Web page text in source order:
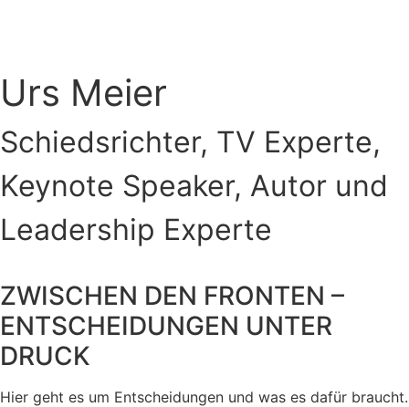
Urs Meier
Schiedsrichter, TV Experte,
Keynote Speaker, Autor und
Leadership Experte
ZWISCHEN DEN FRONTEN –
ENTSCHEIDUNGEN UNTER
DRUCK
Hier geht es um Entscheidungen und was es dafür braucht.